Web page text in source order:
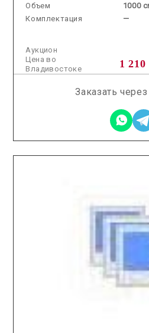
Объем
1000
Комплектация
—
Аукцион
1
Цена во
Владивостоке
Заказать